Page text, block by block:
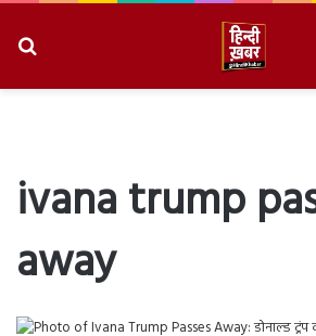
ivana trump
away